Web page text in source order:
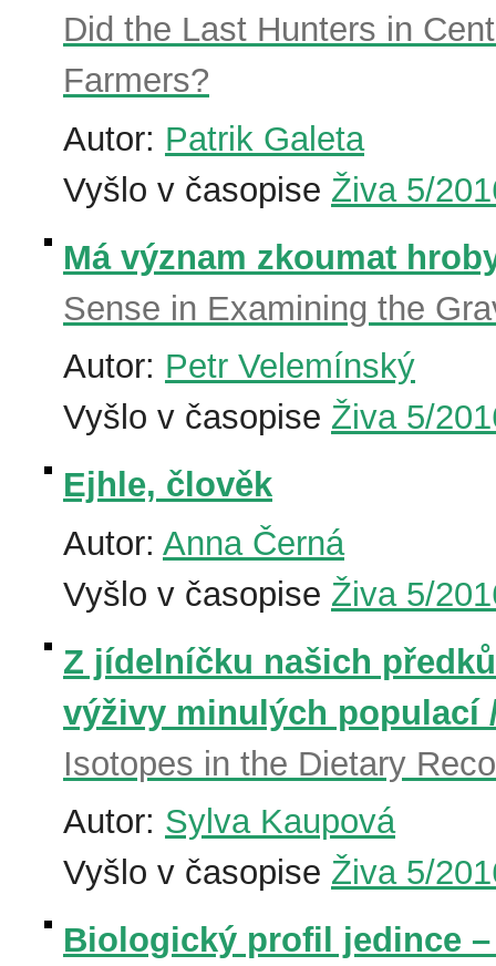
Did the Last Hunters in
Farmers?
Autor: Patrik Galeta
Vyšlo v časopise Živa 5/
Má význam zkoumat
Sense in Examining the
Autor: Petr Velemínský
Vyšlo v časopise Živa 5/
Ejhle, člověk
Autor: Anna Černá
Vyšlo v časopise Živa 5/
Z jídelníčku našich
výživy minulých populací
Isotopes in the Dietary
Autor: Sylva Kaupová
Vyšlo v časopise Živa 5/
Biologický profil jedince